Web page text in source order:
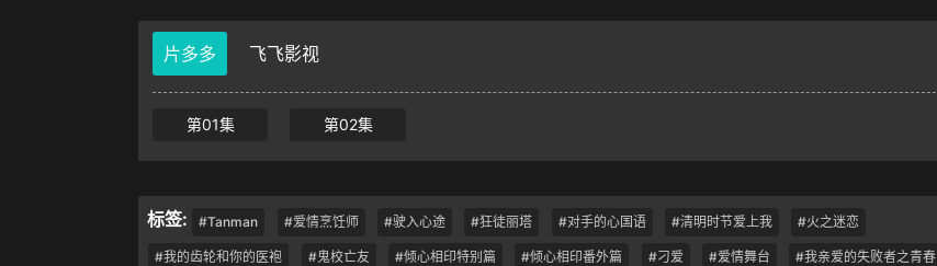
片多多 飞飞影视
第01集 第02集
标签: #Tanman #爱情烹饪师 #驶入心途 #狂徒丽塔 #对手的心国语 #清明时节爱上我 #火之迷恋
#我的齿轮和你的医袍 #鬼校亡友 #倾心相印特别篇 #倾心相印番外篇 #刁爱 #爱情舞台 #我亲爱的失败者之青春